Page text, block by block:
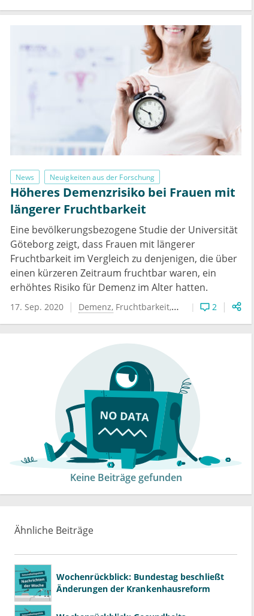
News Neuigkeiten aus der Forschung
Höheres Demenzrisiko bei Frauen mit
längerer Fruchtbarkeit
Eine bevölkerungsbezogene Studie der Universität
Göteborg zeigt, dass Frauen mit längerer
Fruchtbarkeit im Vergleich zu denjenigen, die über
einen kürzeren Zeitraum fruchtbar waren, ein
erhöhtes Risiko für Demenz im Alter hatten.
17. Sep. 2020 Demenz Fruchtbarkeit 2
Keine Beiträge gefunden
Ähnliche Beiträge
Wochenrückblick: Bundestag beschließt
Änderungen der Krankenhausreform